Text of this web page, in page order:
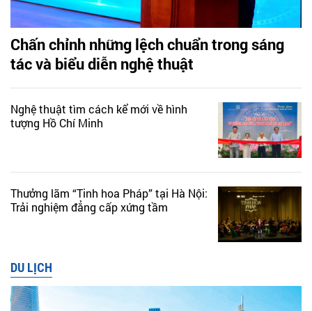
Chấn chỉnh những lệch chuẩn trong sáng
tác và biểu diễn nghệ thuật
Nghệ thuật tìm cách kể mới về hình
tượng Hồ Chí Minh
Thưởng lãm “Tinh hoa Pháp” tại Hà Nội:
Trải nghiệm đẳng cấp xứng tầm
DU LỊCH